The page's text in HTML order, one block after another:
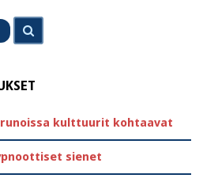
runoissa kulttuurit kohtaavat
sienet